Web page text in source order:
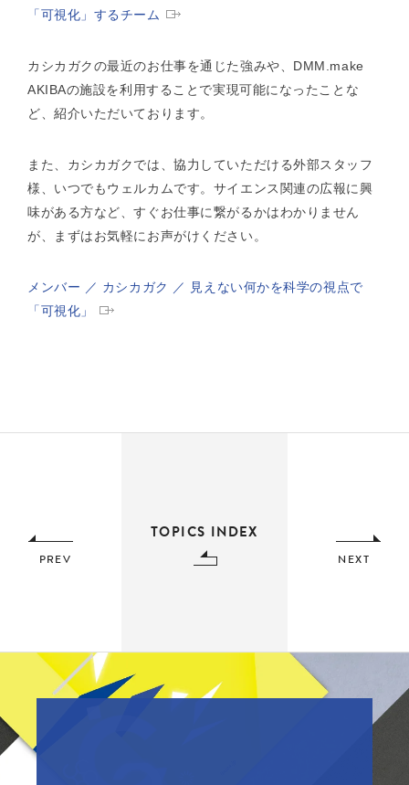
「可視化」するチーム
カシカガクの最近のお仕事を通じた強みや、DMM.make
AKIBAの施設を利用することで実現可能になったことな
ど、紹介いただいております。
また、カシカガクでは、協力していただける外部スタッフ
様、いつでもウェルカムです。サイエンス関連の広報に興
味がある方など、すぐお仕事に繋がるかはわかりません
が、まずはお気軽にお声がけください。
メンバー ／ カシカガク ／ 見えない何かを科学の視点で
「可視化」
PREV
TOPICS INDEX
NEXT